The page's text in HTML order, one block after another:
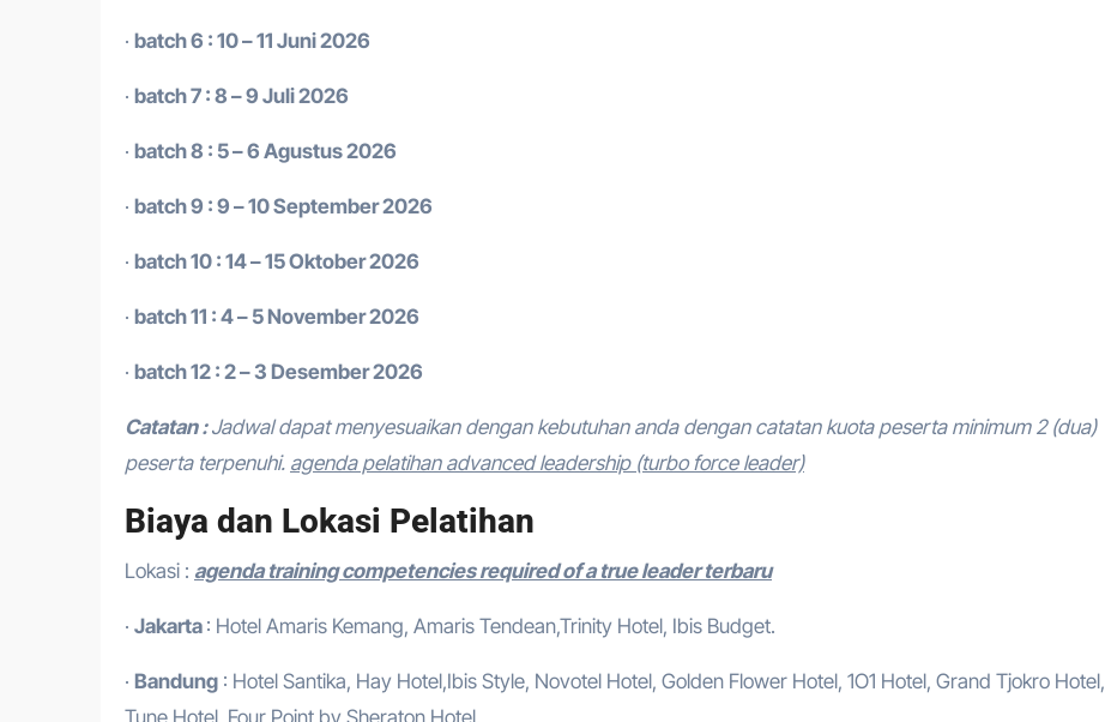
· batch 6 : 10 – 11 Juni 2026
· batch 7 : 8 – 9 Juli 2026
· batch 8 : 5 – 6 Agustus 2026
· batch 9 : 9 – 10 September 2026
· batch 10 : 14 – 15 Oktober 2026
· batch 11 : 4 – 5 November 2026
· batch 12 : 2 – 3 Desember 2026
Catatan :Jadwal dapat menyesuaikan dengan kebutuhan anda dengan catatan kuota peserta minimum 2 (dua)
peserta terpenuhi. agenda pelatihan advanced leadership (turbo force leader)
Biaya dan Lokasi Pelatihan
Lokasi : agenda training competencies required of a true leader terbaru
· Jakarta : Hotel Amaris Kemang, Amaris Tendean,Trinity Hotel, Ibis Budget.
· Bandung : Hotel Santika, Hay Hotel,Ibis Style, Novotel Hotel, Golden Flower Hotel, 1O1 Hotel, Grand Tjokro Hotel,
Tune Hotel, Four Point by Sheraton Hotel.